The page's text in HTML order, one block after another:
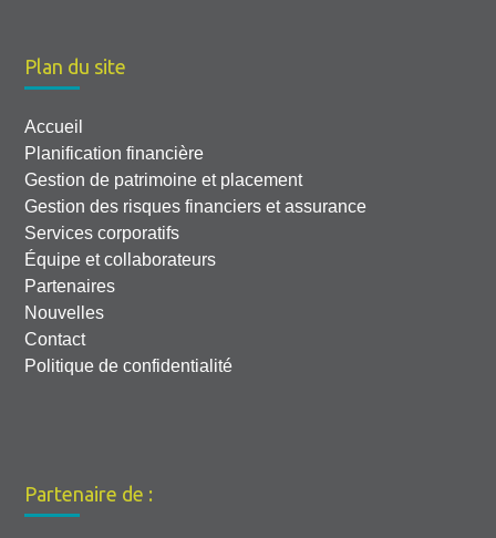
Plan du site
Accueil
Planification financière
Gestion de patrimoine et placement
Gestion des risques financiers et assurance
Services corporatifs
Équipe et collaborateurs
Partenaires
Nouvelles
Contact
Politique de confidentialité
Partenaire de :